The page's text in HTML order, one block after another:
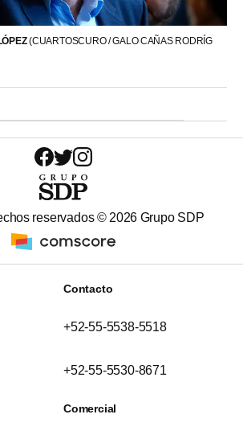
(CUARTOSCURO / GALO CAÑAS RODRÍG
reservados © 2026 Grupo SDP
Contacto
+52-55-5538-5518
+52-55-5530-8671
Comercial